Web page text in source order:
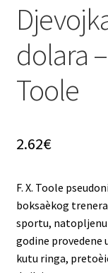
dolara
Toole
2.62€
F. X. Toole
boksaèkog
sportu,
godine provedene
kutu ringa,